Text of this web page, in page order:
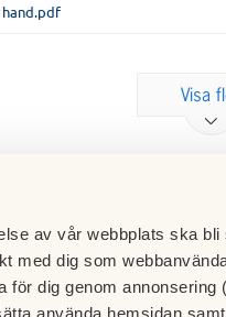
av vår webbplats ska
med dig som
dig genom annonsering
Visa